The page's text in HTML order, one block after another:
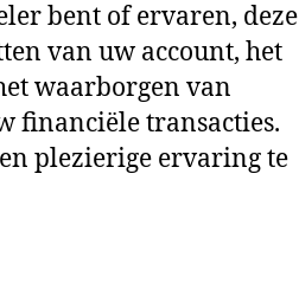
bent of ervaren, deze
van uw account, het
waarborgen van
financiële transacties.
plezierige ervaring te